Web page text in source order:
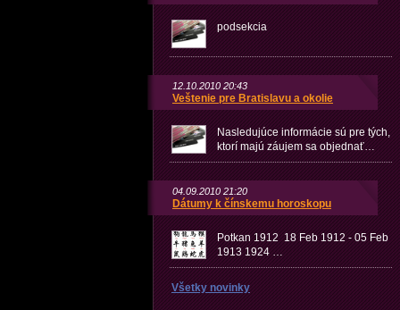
podsekcia
12.10.2010 20:43
Veštenie pre Bratislavu a okolie
Nasledujúce informácie sú pre tých,
ktorí majú záujem sa objednať…
04.09.2010 21:20
Dátumy k čínskemu horoskopu
Potkan 1912 18 Feb 1912 - 05 Feb
1913 1924 …
Všetky novinky